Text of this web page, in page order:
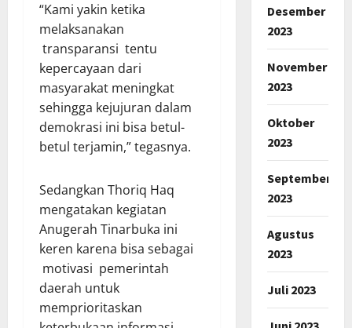
“Kami yakin ketika
melaksanakan
transparansi tentu
kepercayaan dari
masyarakat meningkat
sehingga kejujuran dalam
demokrasi ini bisa betul-
betul terjamin,” tegasnya.
Sedangkan Thoriq Haq
mengatakan kegiatan
Anugerah Tinarbuka ini
keren karena bisa sebagai
motivasi pemerintah
daerah untuk
memprioritaskan
Desember
2023
November
2023
Oktober
2023
September
2023
Agustus
2023
Juli 2023